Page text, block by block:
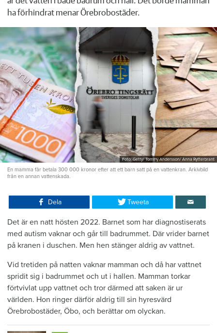
ha förhindrat menar Örebrobostäder.
Foto: Getty/ Tommy Andersson/ Anna Rytterbrant
En mamma får betala 300 000 kronor efter att ett barn satt på en vattenkran. Arkivbild
från en annan vattenskada.
Dela Tweeta
Det är en natt hösten 2022. Barnet som har diagnostiserats
med autism vaknar och går till badrummet. Där vrider barnet
på kranen i duschen. Men hen stänger aldrig av vattnet.
Vid tretiden på natten vaknar mamman och då har vattnet
spridit sig i badrummet och ut i hallen. Mamman torkar
förtvivlat upp vattnet och tror därmed att saken är ur
världen. Hon ringer därför aldrig till sin hyresvärd
Örebrobostäder, Öbo, och berättar om olyckan.